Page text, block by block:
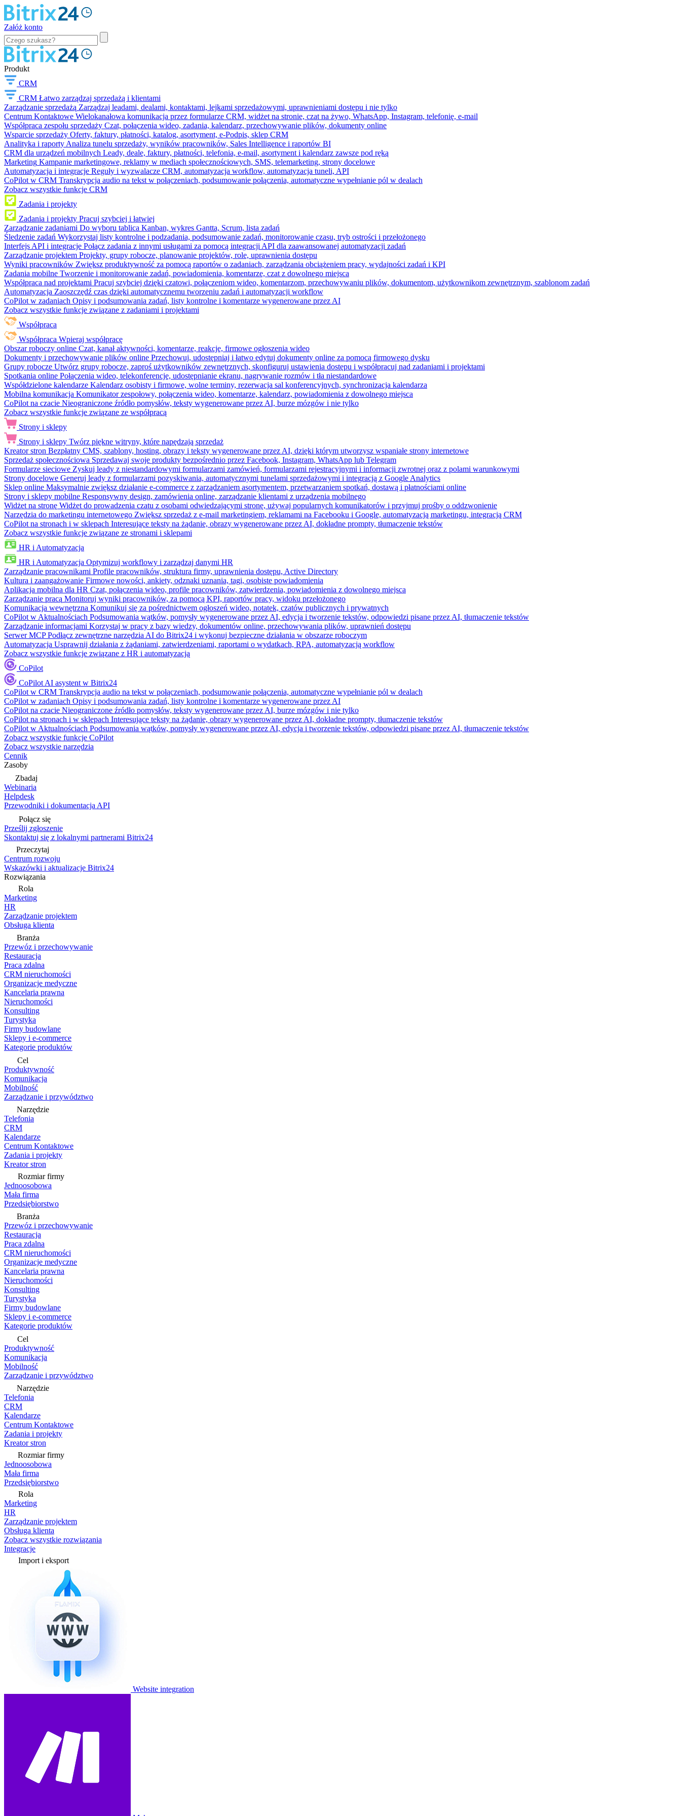
Załóż konto
Produkt
CRM
CRM Łatwo zarządzaj sprzedażą i klientami
Zarządzanie sprzedażą Zarządzaj leadami, dealami, kontaktami, lejkami sprzedażowymi, uprawnieniami dostępu i nie tylko
Centrum Kontaktowe Wielokanałowa komunikacja przez formularze CRM, widżet na stronie, czat na żywo, WhatsApp, Instagram, telefonię, e-mail
Współpraca zespołu sprzedaży Czat, połączenia wideo, zadania, kalendarz, przechowywanie plików, dokumenty online
Wsparcie sprzedaży Oferty, faktury, płatności, katalog, asortyment, e-Podpis, sklep CRM
Analityka i raporty Analiza tunelu sprzedaży, wyników pracowników, Sales Intelligence i raportów BI
CRM dla urządzeń mobilnych Leady, deale, faktury, płatności, telefonia, e-mail, asortyment i kalendarz zawsze pod ręką
Marketing Kampanie marketingowe, reklamy w mediach społecznościowych, SMS, telemarketing, strony docelowe
Automatyzacja i integracje Reguły i wyzwalacze CRM, automatyzacja workflow, automatyzacja tuneli, API
CoPilot w CRM Transkrypcja audio na tekst w połączeniach, podsumowanie połączenia, automatyczne wypełnianie pól w dealach
Zobacz wszystkie funkcje CRM
Zadania i projekty
Zadania i projekty Pracuj szybciej i łatwiej
Zarządzanie zadaniami Do wyboru tablica Kanban, wykres Gantta, Scrum, lista zadań
Śledzenie zadań Wykorzystaj listy kontrolne i podzadania, podsumowanie zadań, monitorowanie czasu, tryb ostrości i przełożonego
Interfejs API i integracje Połącz zadania z innymi usługami za pomocą integracji API dla zaawansowanej automatyzacji zadań
Zarządzanie projektem Projekty, grupy robocze, planowanie projektów, role, uprawnienia dostępu
Wyniki pracowników Zwiększ produktywność za pomocą raportów o zadaniach, zarządzania obciążeniem pracy, wydajności zadań i KPI
Zadania mobilne Tworzenie i monitorowanie zadań, powiadomienia, komentarze, czat z dowolnego miejsca
Współpraca nad projektami Pracuj szybciej dzięki czatowi, połączeniom wideo, komentarzom, przechowywaniu plików, dokumentom, użytkownikom zewnętrznym, szablonom zadań
Automatyzacja Zaoszczędź czas dzięki automatycznemu tworzeniu zadań i automatyzacji workflow
CoPilot w zadaniach Opisy i podsumowania zadań, listy kontrolne i komentarze wygenerowane przez AI
Zobacz wszystkie funkcje związane z zadaniami i projektami
Współpraca
Współpraca Wpieraj współpracę
Obszar roboczy online Czat, kanał aktywności, komentarze, reakcje, firmowe ogłoszenia wideo
Dokumenty i przechowywanie plików online Przechowuj, udostępniaj i łatwo edytuj dokumenty online za pomocą firmowego dysku
Grupy robocze Utwórz grupy robocze, zaproś użytkowników zewnętrznych, skonfiguruj ustawienia dostępu i współpracuj nad zadaniami i projektami
Spotkania online Połączenia wideo, telekonferencje, udostępnianie ekranu, nagrywanie rozmów i tła niestandardowe
Współdzielone kalendarze Kalendarz osobisty i firmowe, wolne terminy, rezerwacja sal konferencyjnych, synchronizacja kalendarza
Mobilna komunikacja Komunikator zespołowy, połączenia wideo, komentarze, kalendarz, powiadomienia z dowolnego miejsca
CoPilot na czacie Nieograniczone źródło pomysłów, teksty wygenerowane przez AI, burze mózgów i nie tylko
Zobacz wszystkie funkcje związane ze współpracą
Strony i sklepy
Strony i sklepy Twórz piękne witryny, które napędzają sprzedaż
Kreator stron Bezpłatny CMS, szablony, hosting, obrazy i teksty wygenerowane przez AI, dzięki którym utworzysz wspaniałe strony internetowe
Sprzedaż społecznościowa Sprzedawaj swoje produkty bezpośrednio przez Facebook, Instagram, WhatsApp lub Telegram
Formularze sieciowe Zyskuj leady z niestandardowymi formularzami zamówień, formularzami rejestracyjnymi i informacji zwrotnej oraz z polami warunkowymi
Strony docelowe Generuj leady z formularzami pozyskiwania, automatycznymi tunelami sprzedażowymi i integracją z Google Analytics
Sklep online Maksymalnie zwiększ działanie e-commerce z zarządzaniem asortymentem, przetwarzaniem spotkań, dostawą i płatnościami online
Strony i sklepy mobilne Responsywny design, zamówienia online, zarządzanie klientami z urządzenia mobilnego
Widżet na stronę Widżet do prowadzenia czatu z osobami odwiedzającymi stronę, używaj popularnych komunikatorów i przyjmuj prośby o oddzwonienie
Narzędzia do marketingu internetowego Zwiększ sprzedaż z e-mail marketingiem, reklamami na Facebooku i Google, automatyzacją marketingu, integracją CRM
CoPilot na stronach i w sklepach Interesujące teksty na żądanie, obrazy wygenerowane przez AI, dokładne prompty, tłumaczenie tekstów
Zobacz wszystkie funkcje związane ze stronami i sklepami
HR i Automatyzacja
HR i Automatyzacja Optymizuj workflowy i zarządzaj danymi HR
Zarządzanie pracownikami Profile pracowników, struktura firmy, uprawnienia dostępu, Active Directory
Kultura i zaangażowanie Firmowe nowości, ankiety, odznaki uznania, tagi, osobiste powiadomienia
Aplikacja mobilna dla HR Czat, połączenia wideo, profile pracowników, zatwierdzenia, powiadomienia z dowolnego miejsca
Zarządzanie pracą Monitoruj wyniki pracowników, za pomocą KPI, raportów pracy, widoku przełożonego
Komunikacja wewnętrzna Komunikuj się za pośrednictwem ogłoszeń wideo, notatek, czatów publicznych i prywatnych
CoPilot w Aktualnościach Podsumowania wątków, pomysły wygenerowane przez AI, edycja i tworzenie tekstów, odpowiedzi pisane przez AI, tłumaczenie tekstów
Zarządzanie informacjami Korzystaj w pracy z bazy wiedzy, dokumentów online, przechowywania plików, uprawnień dostępu
Serwer MCP Podłącz zewnętrzne narzędzia AI do Bitrix24 i wykonuj bezpieczne działania w obszarze roboczym
Automatyzacja Usprawnij działania z żądaniami, zatwierdzeniami, raportami o wydatkach, RPA, automatyzacją workflow
Zobacz wszystkie funkcje związane z HR i automatyzacją
CoPilot
CoPilot AI asystent w Bitrix24
CoPilot w CRM Transkrypcja audio na tekst w połączeniach, podsumowanie połączenia, automatyczne wypełnianie pól w dealach
CoPilot w zadaniach Opisy i podsumowania zadań, listy kontrolne i komentarze wygenerowane przez AI
CoPilot na czacie Nieograniczone źródło pomysłów, teksty wygenerowane przez AI, burze mózgów i nie tylko
CoPilot na stronach i w sklepach Interesujące teksty na żądanie, obrazy wygenerowane przez AI, dokładne prompty, tłumaczenie tekstów
CoPilot w Aktualnościach Podsumowania wątków, pomysły wygenerowane przez AI, edycja i tworzenie tekstów, odpowiedzi pisane przez AI, tłumaczenie tekstów
Zobacz wszystkie funkcje CoPilot
Zobacz wszystkie narzędzia
Cennik
Zasoby
Zbadaj
Webinaria
Helpdesk
Przewodniki i dokumentacja API
Połącz się
Prześlij zgłoszenie
Skontaktuj się z lokalnymi partnerami Bitrix24
Przeczytaj
Centrum rozwoju
Wskazówki i aktualizacje Bitrix24
Rozwiązania
Rola
Marketing
HR
Zarządzanie projektem
Obsługa klienta
Branża
Przewóz i przechowywanie
Restauracja
Praca zdalna
CRM nieruchomości
Organizacje medyczne
Kancelaria prawna
Nieruchomości
Konsulting
Turystyka
Firmy budowlane
Sklepy i e-commerce
Kategorie produktów
Cel
Produktywność
Komunikacja
Mobilność
Zarządzanie i przywództwo
Narzędzie
Telefonia
CRM
Kalendarze
Centrum Kontaktowe
Zadania i projekty
Kreator stron
Rozmiar firmy
Jednoosobowa
Mała firma
Przedsiębiorstwo
Branża
Przewóz i przechowywanie
Restauracja
Praca zdalna
CRM nieruchomości
Organizacje medyczne
Kancelaria prawna
Nieruchomości
Konsulting
Turystyka
Firmy budowlane
Sklepy i e-commerce
Kategorie produktów
Cel
Produktywność
Komunikacja
Mobilność
Zarządzanie i przywództwo
Narzędzie
Telefonia
CRM
Kalendarze
Centrum Kontaktowe
Zadania i projekty
Kreator stron
Rozmiar firmy
Jednoosobowa
Mała firma
Przedsiębiorstwo
Rola
Marketing
HR
Zarządzanie projektem
Obsługa klienta
Zobacz wszystkie rozwiązania
Integracje
Import i eksport
Website integration